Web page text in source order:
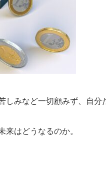
しみなど一切顧みず、自分
来はどうなるのか。